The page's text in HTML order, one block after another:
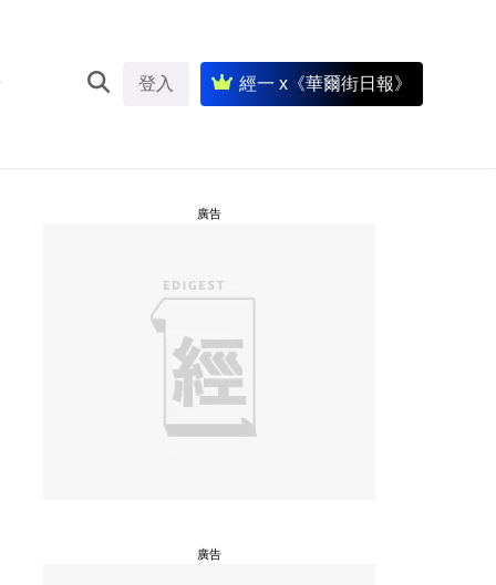
登入 經一 x《華爾街日報》
廣告
廣告